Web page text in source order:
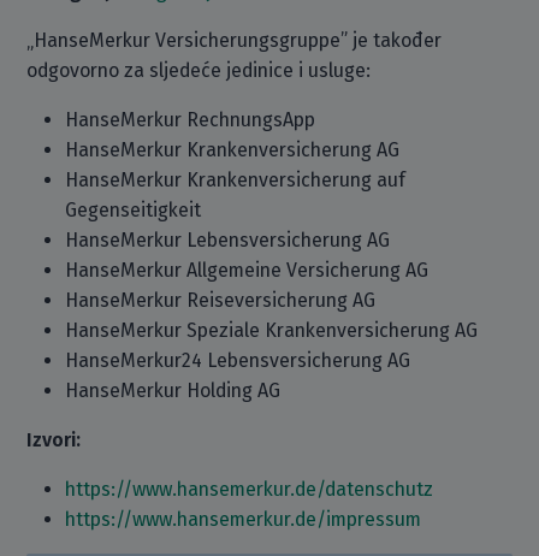
„HanseMerkur Versicherungsgruppe” je također
odgovorno za sljedeće jedinice i usluge:
HanseMerkur RechnungsApp
HanseMerkur Krankenversicherung AG
HanseMerkur Krankenversicherung auf
Gegenseitigkeit
HanseMerkur Lebensversicherung AG
HanseMerkur Allgemeine Versicherung AG
HanseMerkur Reiseversicherung AG
HanseMerkur Speziale Krankenversicherung AG
HanseMerkur24 Lebensversicherung AG
HanseMerkur Holding AG
Izvori:
https://www.hansemerkur.de/datenschutz
https://www.hansemerkur.de/impressum